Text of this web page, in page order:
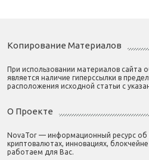
Копирование Материалов
При использовании материалов сайта
является наличие гиперссылки в
расположения исходной статьи с
О Проекте
NovaTor — информационный ресурс об
криптовалютах, инновациях,
работаем для Вас.